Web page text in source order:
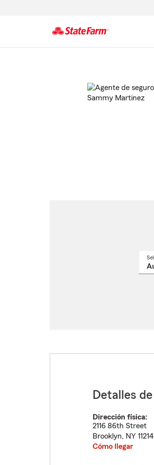
Detalles
Dirección física:
2116 86th Street
Brooklyn, NY
Cómo llegar